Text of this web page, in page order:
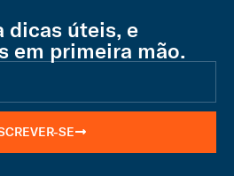
dicas úteis, e
em primeira mão.
SE